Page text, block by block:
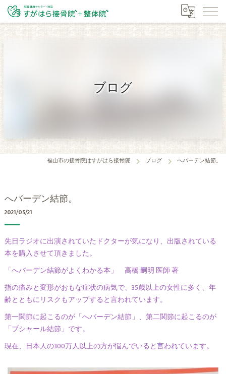
ブログ
福山市の接骨院はすがはら接骨院 ブログ へバーデン結節。
へバーデン結節。
2021/05/21
先日ラジオに出演されていたドクターが気になり、出版されている
本を購入させて頂きました。
「へバーデン結節がよくわかる本」 高橋 嗣明 医師 著
指の痛みと変形がおもな症状の病気で、35歳以上の女性に多く、年
齢とともにリスクもアップすると言われています。
第一関節に起こるのが「へバーデン結節」、第二関節に起こるのが
「ブシャール結節」です。
現在、日本人の300万人以上の方が悩んでいると言われています。